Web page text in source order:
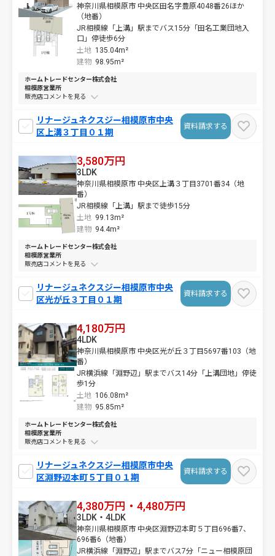
神奈川県相模原市 中央区田名字豊原4048番26ほか
（地番）
JR相模線「上溝」駅までバス15分「田名工業団地入
口」停徒歩6分
土地 135.04m²
建物 98.95m²
ホームトレードセンター株式会社
相模原営業所
販売店コメントを
リナージュネクスジー相模原市中央
区上溝３丁目０１期
資料請求する
3,580万円
神奈川県相模原市 中央区上溝３丁目3701番34（地
番）
JR相模線「上溝」駅まで徒歩15分
土地 99.13m²
3LDK
建物 94.4m²
ホームトレードセンター株式会社
相模原営業所
販売店コメントを
リナージュネクスジー相模原市中央
区光が丘３丁目０１期
資料請求する
4,180万円
神奈川県相模原市 中央区光が丘３丁目5697番103（地
番）
JR横浜線「淵野辺」駅までバス14分「上溝団地」停徒
歩1分
土地 106.08m²
4LDK
建物 95.85m²
ホームトレードセンター株式会社
相模原営業所
販売店コメントを
リナージュネクスジー相模原市中央
区淵野辺本町５丁目０１期
資料請求する
4,380万円・4,480万円
神奈川県相模原市 中央区淵野辺本町５丁目696番7、
696番6（地番）
JR横浜線「淵野辺」駅までバス7分「ニュー相模原団
3LDK・4LDK